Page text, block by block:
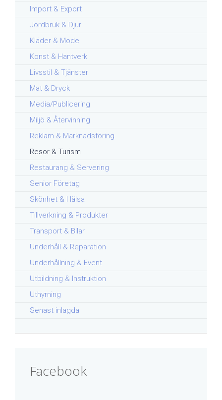
Import & Export
Jordbruk & Djur
Kläder & Mode
Konst & Hantverk
Livsstil & Tjänster
Mat & Dryck
Media/Publicering
Miljö & Återvinning
Reklam & Marknadsföring
Resor & Turism
Restaurang & Servering
Senior Företag
Skönhet & Hälsa
Tillverkning & Produkter
Transport & Bilar
Underhåll & Reparation
Underhållning & Event
Utbildning & Instruktion
Uthyrning
Senast inlagda
Facebook